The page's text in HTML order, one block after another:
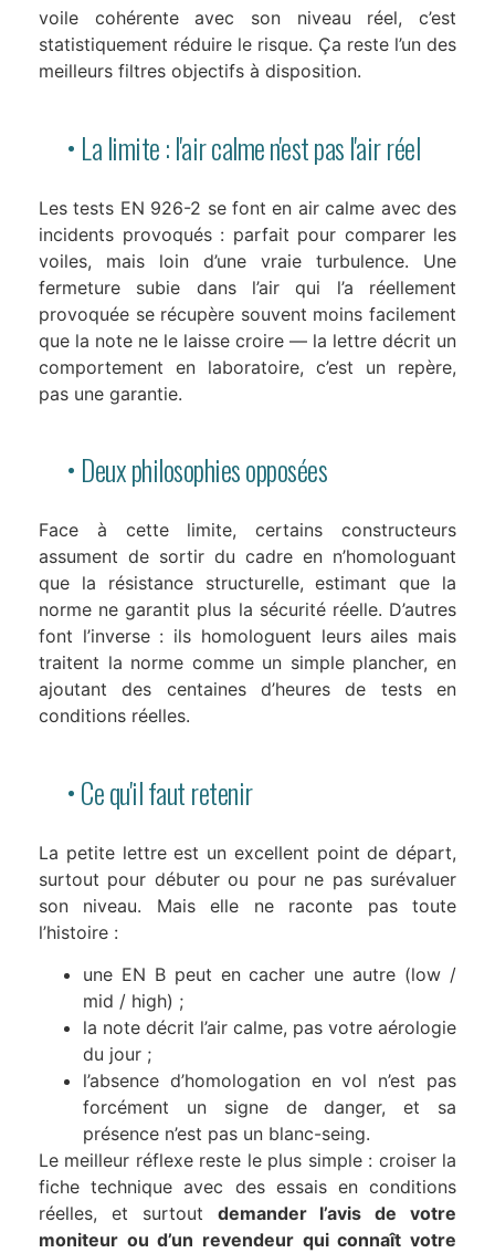
voile cohérente avec son niveau réel, c’est
statistiquement réduire le risque. Ça reste l’un des
meilleurs filtres objectifs à disposition.
• La limite : l'air calme n'est pas l'air réel
Les tests EN 926-2 se font en air calme avec des
incidents provoqués : parfait pour comparer les
voiles, mais loin d’une vraie turbulence. Une
fermeture subie dans l’air qui l’a réellement
provoquée se récupère souvent moins facilement
que la note ne le laisse croire — la lettre décrit un
comportement en laboratoire, c’est un repère,
pas une garantie.
• Deux philosophies opposées
Face à cette limite, certains constructeurs
assument de sortir du cadre en n’homologuant
que la résistance structurelle, estimant que la
norme ne garantit plus la sécurité réelle. D’autres
font l’inverse : ils homologuent leurs ailes mais
traitent la norme comme un simple plancher, en
ajoutant des centaines d’heures de tests en
conditions réelles.
• Ce qu'il faut retenir
La petite lettre est un excellent point de départ,
surtout pour débuter ou pour ne pas surévaluer
son niveau. Mais elle ne raconte pas toute
l’histoire :
une EN B peut en cacher une autre (low /
mid / high) ;
la note décrit l’air calme, pas votre aérologie
du jour ;
l’absence d’homologation en vol n’est pas
forcément un signe de danger, et sa
présence n’est pas un blanc-seing.
Le meilleur réflexe reste le plus simple : croiser la
fiche technique avec des essais en conditions
réelles, et surtout demander l’avis de votre
moniteur ou d’un revendeur qui connaît votre